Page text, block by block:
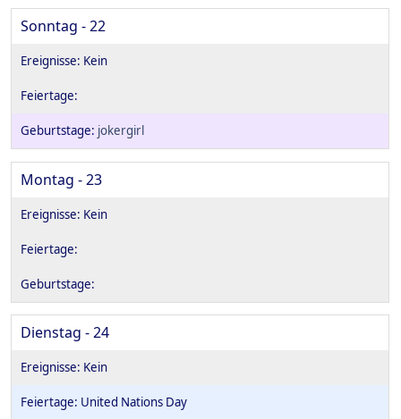
Sonntag - 22
jokergirl
Montag - 23
Dienstag - 24
United Nations Day